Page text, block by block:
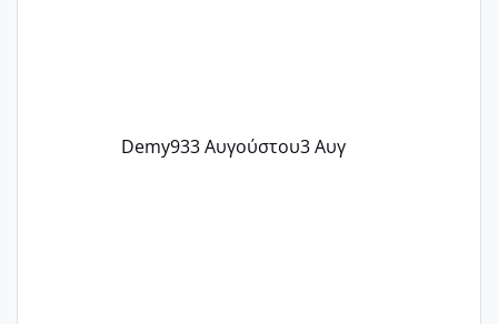
Demy933 Αυγούστου3 Αυγ